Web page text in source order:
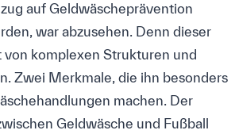
auf Geldwäscheprävention
war abzusehen. Denn dieser
von komplexen Strukturen und
Zwei Merkmale, die ihn besonders
machen. Der
Geldwäsche und Fußball